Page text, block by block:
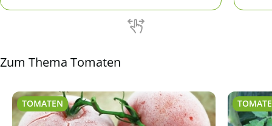
Zum Thema Tomaten
TOMATEN